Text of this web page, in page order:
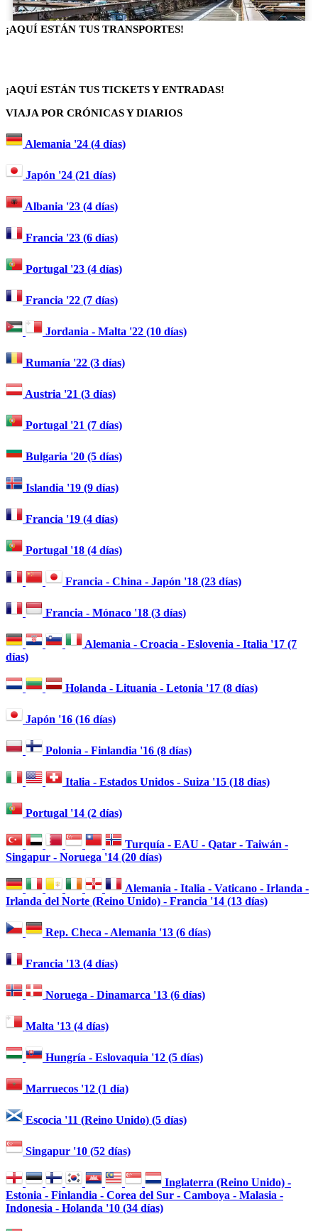
¡AQUÍ ESTÁN TUS TRANSPORTES!
¡AQUÍ ESTÁN TUS TICKETS Y ENTRADAS!
VIAJA POR CRÓNICAS Y DIARIOS
Alemania '24 (4 días)
Japón '24 (21 días)
Albania '23 (4 días)
Francia '23 (6 días)
Portugal '23 (4 días)
Francia '22 (7 días)
Jordania - Malta '22 (10 días)
Rumanía '22 (3 días)
Austria '21 (3 días)
Portugal '21 (7 días)
Bulgaria '20 (5 días)
Islandia '19 (9 días)
Francia '19 (4 días)
Portugal '18 (4 días)
Francia - China - Japón '18 (23 días)
Francia - Mónaco '18 (3 días)
Alemania - Croacia - Eslovenia - Italia '17 (7
días)
Holanda - Lituania - Letonia '17 (8 días)
Japón '16 (16 días)
Polonia - Finlandia '16 (8 días)
Italia - Estados Unidos - Suiza '15 (18 días)
Portugal '14 (2 días)
Turquía - EAU - Qatar - Taiwán -
Singapur - Noruega '14 (20 días)
Alemania - Italia - Vaticano - Irlanda -
Irlanda del Norte (Reino Unido) - Francia '14 (13 días)
Rep. Checa - Alemania '13 (6 días)
Francia '13 (4 días)
Noruega - Dinamarca '13 (6 días)
Malta '13 (4 días)
Hungría - Eslovaquia '12 (5 días)
Marruecos '12 (1 día)
Escocia '11 (Reino Unido) (5 días)
Singapur '10 (52 días)
Inglaterra (Reino Unido) -
Estonia - Finlandia - Corea del Sur - Camboya - Malasia -
Indonesia - Holanda '10 (34 días)